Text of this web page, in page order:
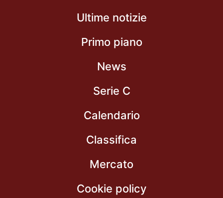
Ultime notizie
Primo piano
News
Serie C
Calendario
Classifica
Mercato
Cookie policy